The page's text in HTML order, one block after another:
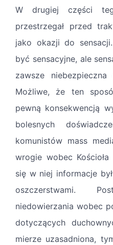
W drugiej części
przestrzegał przed
jako okazji do
być sensacyjne, ale
zawsze
Możliwe, że ten
pewną konsekwencją
bolesnych
komunistów mass
wrogie wobec
się w niej informacje
oszczerstwami.
niedowierzania wobec
dotyczących
mierze uzasadniona,